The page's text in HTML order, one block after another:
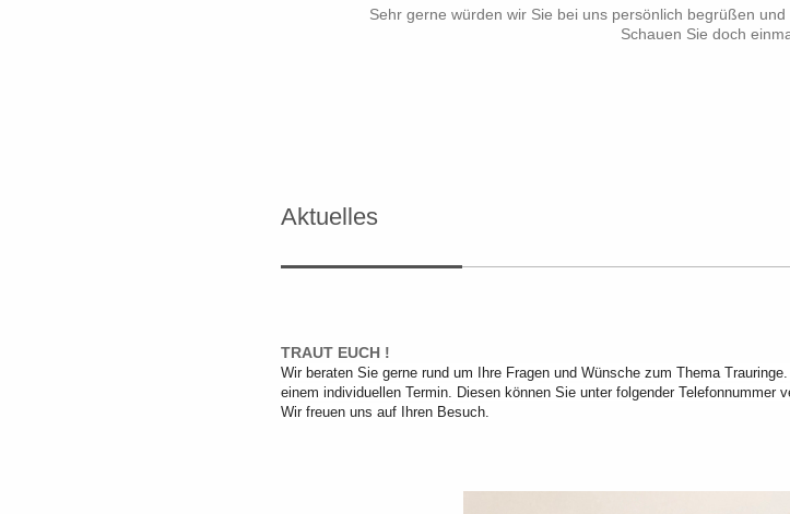
Sehr gerne würden wir Sie bei uns persönlich begrüßen
Schauen Sie doch
Aktuelles
TRAUT EUCH !
Wir beraten Sie gerne rund um Ihre Fragen und Wünsche zum Thema
einem individuellen Termin. Diesen können Sie unter folgender Telefonnummer
Wir freuen uns auf Ihren Besuch.